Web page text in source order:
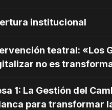
institucional
teatral: «Los
no es
1: La Gestión del
para transformar